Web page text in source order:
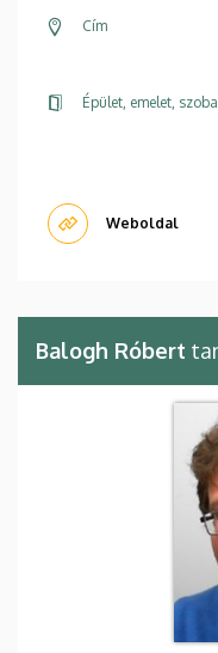
Cím
Épület, emelet,
Weboldal
Balogh Róbert